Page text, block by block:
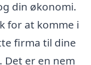
din økonomi.
for at komme i
firma til dine
Det er en nem